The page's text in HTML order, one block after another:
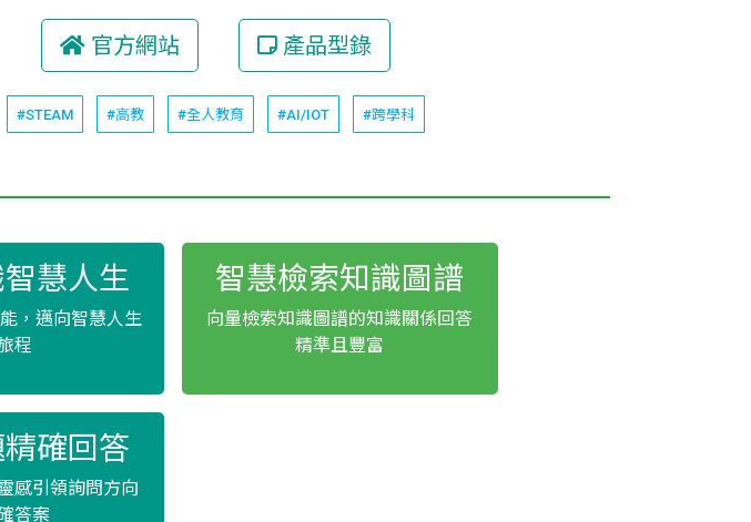
官方網站 產品型錄
#STEAM #高教 #全人教育 #AI/IOT #跨學科
慧人生
，邁向智慧人生
程
智慧檢索知識圖譜
向量檢索知識圖譜的知識關係回答
精準且豐富
確回答
感引領詢問方向
答案